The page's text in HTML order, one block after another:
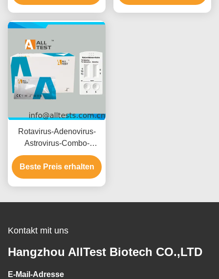
Infektionskrankheiten mit
15 Minuten, hoher
Genauigkeit und
einfacher visueller
Interpretation
mit hoher Genauigkeit
Rotavirus-Adenovirus-
Astrovirus-Combo-
Schnelltest mit 15
Minuten Lesezeit CE-
zertifiziert und hohe
Beste Preis erhalten
Kontakt mit uns
Hangzhou AllTest Biotech CO.,LTD
E-Mail-Adresse